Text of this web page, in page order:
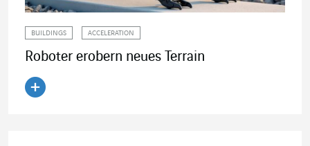
BUILDINGS ACCELERATION
Roboter erobern neues Terrain